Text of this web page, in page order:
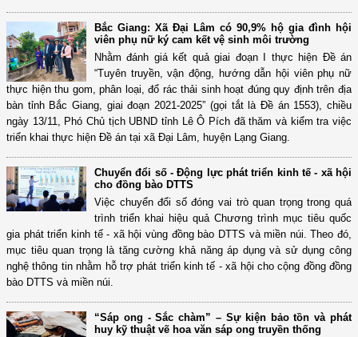
Bắc Giang: Xã Đại Lâm có 90,9% hộ gia đình hội
viên phụ nữ ký cam kết vệ sinh môi trường
Nhằm đánh giá kết quả giai đoạn I thực hiện Đề án
“Tuyên truyền, vận động, hướng dẫn hội viên phụ nữ
thực hiện thu gom, phân loại, đổ rác thải sinh hoạt đúng quy định trên địa
bàn tỉnh Bắc Giang, giai đoạn 2021-2025” (gọi tắt là Đề án 1553), chiều
ngày 13/11, Phó Chủ tịch UBND tỉnh Lê Ô Pích đã thăm và kiểm tra việc
triển khai thực hiện Đề án tại xã Đại Lâm, huyện Lạng Giang.
Chuyển đổi số - Động lực phát triển kinh tế - xã hội
cho đồng bào DTTS
Việc chuyển đổi số đóng vai trò quan trọng trong quá
trình triển khai hiệu quả Chương trình mục tiêu quốc
gia phát triển kinh tế - xã hội vùng đồng bào DTTS và miền núi. Theo đó,
mục tiêu quan trọng là tăng cường khả năng áp dụng và sử dụng công
nghệ thông tin nhằm hỗ trợ phát triển kinh tế - xã hội cho cộng đồng đồng
bào DTTS và miền núi.
“Sáp ong - Sắc chàm” – Sự kiện bảo tồn và phát
huy kỹ thuật vẽ hoa văn sáp ong truyền thống